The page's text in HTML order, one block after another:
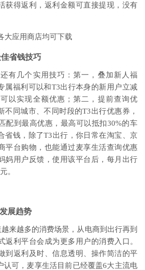
获得返利，返利金额可直接提现，没有
省钱技巧
有几个实用技巧：第一，叠加新人福
属福利可以和T3出行本身的新用户立减
以实现全额优惠；第二，提前查询优
不同城市、不同时段的T3出行优惠券，
配到最高优惠，最高可以抵扣30%的车
省钱，除了T3出行，你日常在淘宝、京
平台购物，也能通过麦享生活查询优惠
妈用户反馈，使用该平台后，每月出行
。
展趋势
来越多的消费场景，从电商到出行再到
返利平台会成为更多用户的消费入口。
到返利及时、信息透明、操作简洁的平
认可，麦享生活目前已经覆盖6大主流电